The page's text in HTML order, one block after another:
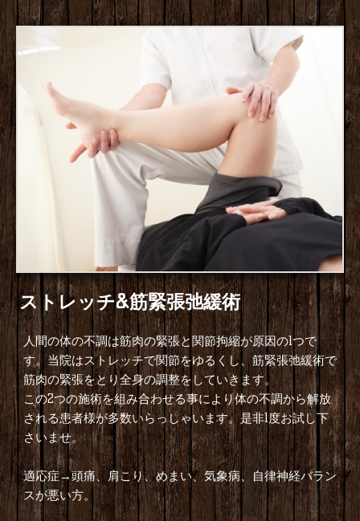
ストレッチ&筋緊張弛緩術
人間の体の不調は筋肉の緊張と関節拘縮が原因の1つで
す。当院はストレッチで関節をゆるくし、筋緊張弛緩術で
筋肉の緊張をとり全身の調整をしていきます。
この2つの施術を組み合わせる事により体の不調から解放
される患者様が多数いらっしゃいます。是非1度お試し下
さいませ。
適応症→頭痛、肩こり、めまい、気象病、自律神経バラン
スが悪い方。